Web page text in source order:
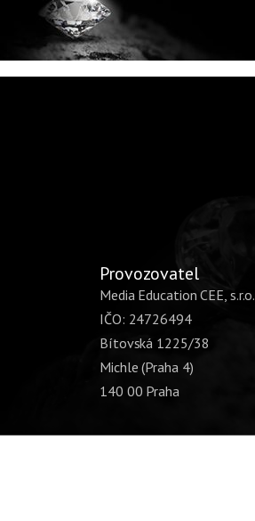
Provozovatel
Media Education CEE, s.r.o.
IČO: 24726494
Bítovská 1225/38
Michle (Praha 4)
140 00 Praha